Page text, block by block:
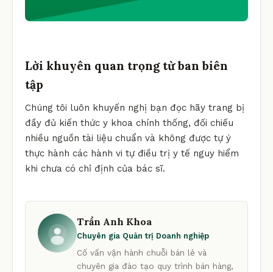
Lời khuyên quan trọng từ ban biên
tập
Chúng tôi luôn khuyến nghị bạn đọc hãy trang bị
đầy đủ kiến thức y khoa chính thống, đối chiếu
nhiều nguồn tài liệu chuẩn và không được tự ý
thực hành các hành vi tự điều trị y tế nguy hiểm
khi chưa có chỉ định của bác sĩ.
Trần Anh Khoa
Chuyên gia Quản trị Doanh nghiệp
Cố vấn vận hành chuỗi bán lẻ và
chuyên gia đào tạo quy trình bán hàng,